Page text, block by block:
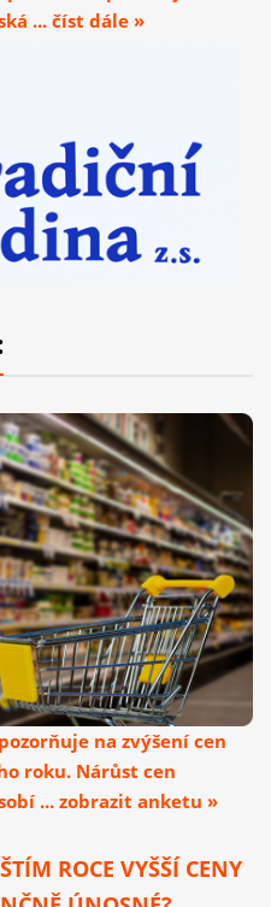
... číst dále »
na zvýšení cen
roku. Nárůst cen
... zobrazit anketu »
ROCE VYŠŠÍ CENY